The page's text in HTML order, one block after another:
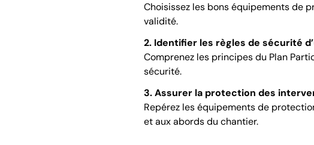
Choisissez les bons équipements de
validité.
2. Identifier les règles de sécurité
Comprenez les principes du Plan
sécurité.
3. Assurer la protection des
Repérez les équipements de
et aux abords du chantier.